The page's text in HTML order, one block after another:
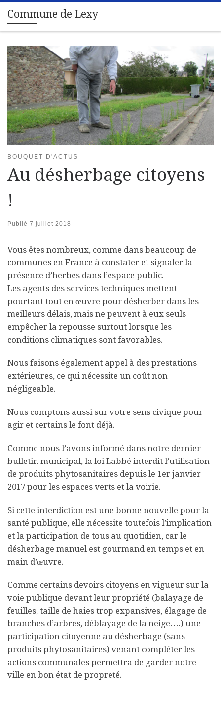
Passer au contenu
Commune de Lexy
BOUQUET D'ACTUS
Au désherbage citoyens
!
Publié 7 juillet 2018
Vous êtes nombreux, comme dans beaucoup de
communes en France à constater et signaler la
présence d’herbes dans l’espace public.
Les agents des services techniques mettent
pourtant tout en œuvre pour désherber dans les
meilleurs délais, mais ne peuvent à eux seuls
empêcher la repousse surtout lorsque les
conditions climatiques sont favorables.
Nous faisons également appel à des prestations
extérieures, ce qui nécessite un coût non
négligeable.
Nous comptons aussi sur votre sens civique pour
agir et certains le font déjà.
Comme nous l’avons informé dans notre dernier
bulletin municipal, la loi Labbé interdit l’utilisation
de produits phytosanitaires depuis le 1er janvier
2017 pour les espaces verts et la voirie.
Si cette interdiction est une bonne nouvelle pour la
santé publique, elle nécessite toutefois l’implication
et la participation de tous au quotidien, car le
désherbage manuel est gourmand en temps et en
main d’œuvre.
Comme certains devoirs citoyens en vigueur sur la
voie publique devant leur propriété (balayage de
feuilles, taille de haies trop expansives, élagage de
branches d’arbres, déblayage de la neige….) une
participation citoyenne au désherbage (sans
produits phytosanitaires) venant compléter les
actions communales permettra de garder notre
ville en bon état de propreté.